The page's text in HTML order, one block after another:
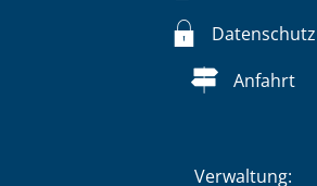
Datenschutz
Anfahrt
Verwaltung: